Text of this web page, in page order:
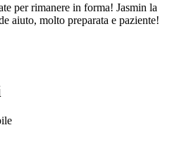
per rimanere in forma! Jasmin la
aiuto, molto preparata e paziente!